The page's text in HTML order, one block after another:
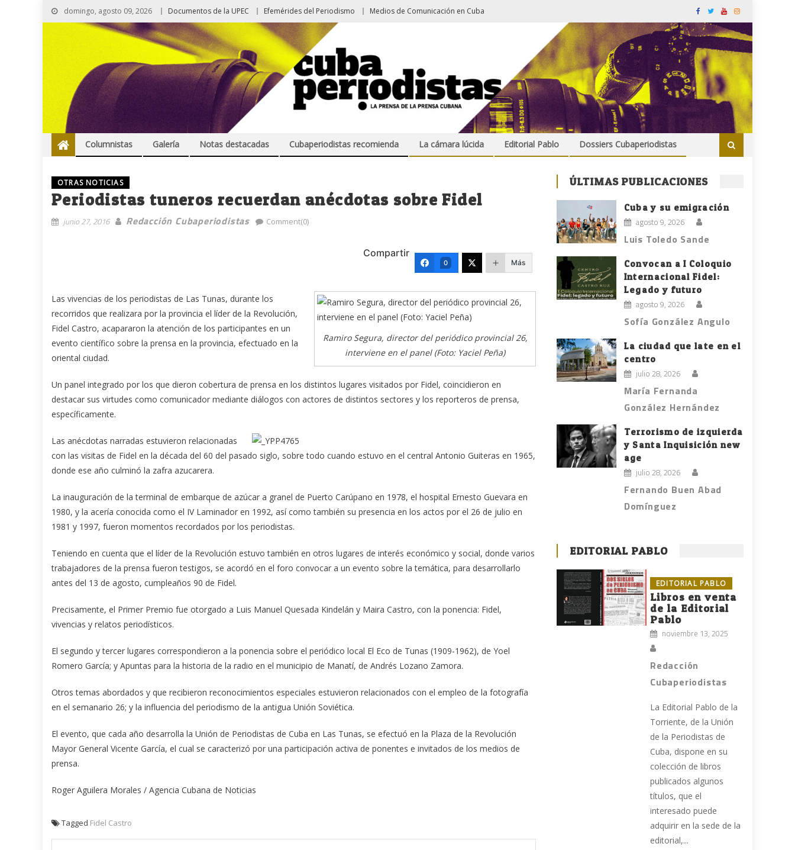
domingo, agosto 09, 2026 Documentos de la UPEC Efemérides del Periodismo Medios de Comunicación en Cuba
Columnistas Galería Notas destacadas Cubaperiodistas recomienda La cámara lúcida Editorial Pablo Dossiers Cubaperiodistas
OTRAS NOTICIAS
Periodistas tuneros recuerdan anécdotas sobre Fidel
junio 27, 2016 Redacción Cubaperiodistas Comment(0)
Compartir
0 Más
Ramiro Segura, director del periódico provincial 26,
interviene en el panel (Foto: Yaciel Peña)
Las vivencias de los periodistas de Las Tunas, durante los
recorridos que realizara por la provincia el líder de la Revolución,
Fidel Castro, acapararon la atención de los participantes en un
evento científico sobre la prensa en la provincia, efectuado en la
oriental ciudad.
Un panel integrado por los que dieron cobertura de prensa en los distintos lugares visitados por Fidel, coincidieron en
destacar sus virtudes como comunicador mediante diálogos con actores de distintos sectores y los reporteros de prensa,
específicamente.
Las anécdotas narradas estuvieron relacionadas
con las visitas de Fidel en la década del 60 del pasado siglo, sobre todo cuando estuvo en el central Antonio Guiteras en 1965,
donde ese año culminó la zafra azucarera.
La inauguración de la terminal de embarque de azúcar a granel de Puerto Carúpano en 1978, el hospital Ernesto Guevara en
1980, y la acería conocida como el IV Laminador en 1992, así como también su presencia en los actos por el 26 de julio en
1981 y 1997, fueron momentos recordados por los periodistas.
Teniendo en cuenta que el líder de la Revolución estuvo también en otros lugares de interés económico y social, donde varios
trabajadores de la prensa fueron testigos, se acordó en el foro convocar a un evento sobre la temática, para desarrollarlo
antes del 13 de agosto, cumpleaños 90 de Fidel.
Precisamente, el Primer Premio fue otorgado a Luis Manuel Quesada Kindelán y Maira Castro, con la ponencia: Fidel,
vivencias y relatos periodísticos.
El segundo y tercer lugares correspondieron a la ponencia sobre el periódico local El Eco de Tunas (1909-1962), de Yoel
Romero García; y Apuntas para la historia de la radio en el municipio de Manatí, de Andrés Lozano Zamora.
Otros temas abordados y que recibieron reconocimientos especiales estuvieron relacionados con el empleo de la fotografía
en el semanario 26; y la influencia del periodismo de la antigua Unión Soviética.
El evento, que cada año desarrolla la Unión de Periodistas de Cuba en Las Tunas, se efectuó en la Plaza de la Revolución
Mayor General Vicente García, el cual se caracterizó por una participación activa de ponentes e invitados de los medios de
prensa.
Roger Aguilera Morales / Agencia Cubana de Noticias
Tagged Fidel Castro
ÚLTIMAS PUBLICACIONES
Cuba y su emigración
agosto 9, 2026
Luis Toledo Sande
Convocan a I Coloquio
Internacional Fidel:
Legado y futuro
agosto 9, 2026
Sofía González Angulo
La ciudad que late en el
centro
julio 28, 2026
María Fernanda
González Hernández
Terrorismo de izquierda
y Santa Inquisición new
age
julio 28, 2026
Fernando Buen Abad
Domínguez
EDITORIAL PABLO
EDITORIAL PABLO
Libros en venta
de la Editorial
Pablo
noviembre 13, 2025
Redacción
Cubaperiodistas
La Editorial Pablo de la
Torriente, de la Unión
de la Periodistas de
Cuba, dispone en su
colección de libros
publicados algunos
títulos, que el
interesado puede
adquirir en la sede de la
editorial,...